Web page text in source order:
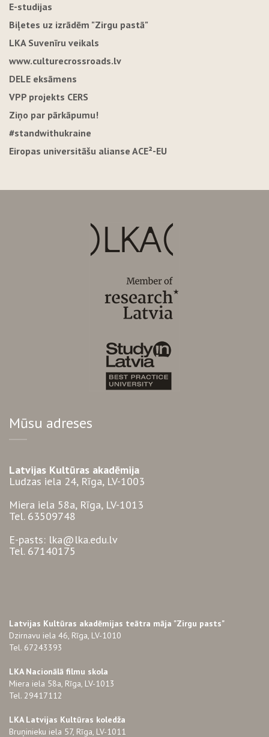
E-studijas
Biļetes uz izrādēm "Zirgu pastā"
LKA Suvenīru veikals
www.culturecrossroads.lv
DELE eksāmens
VPP projekts CERS
Ziņo par pārkāpumu!
#standwithukraine
Eiropas universitāšu alianse ACE²-EU
Mūsu adreses
Latvijas Kultūras akadēmija
Ludzas iela 24, Rīga, LV-1003
Miera iela 58a, Rīga, LV-1013
Tel. 63509748
E-pasts: lka@lka.edu.lv
Tel. 67140175
Latvijas Kultūras akadēmijas teātra māja "Zirgu pasts"
Dzirnavu iela 46, Rīga, LV-1010
Tel. 67243393
LKA Nacionālā filmu skola
Miera iela 58a, Rīga, LV-1013
Tel. 29417112
LKA Latvijas Kultūras koledža
Bruņinieku iela 57, Rīga, LV-1011